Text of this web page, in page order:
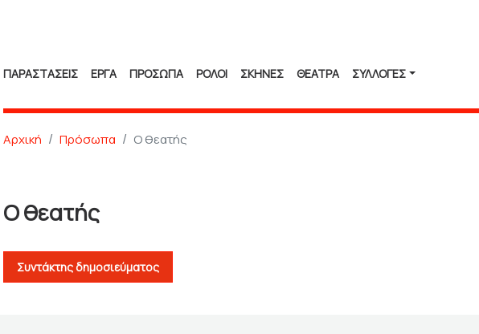
ΠΑΡΑΣΤΑΣΕΙΣ ΕΡΓΑ ΠΡΟΣΩΠΑ ΡΟΛΟΙ ΣΚΗΝΕΣ ΘΕΑΤΡΑ ΣΥΛΛΟΓΈΣ
Αρχική Πρόσωπα Ο θεατής
Ο θεατής
Συντάκτης δημοσιεύματος